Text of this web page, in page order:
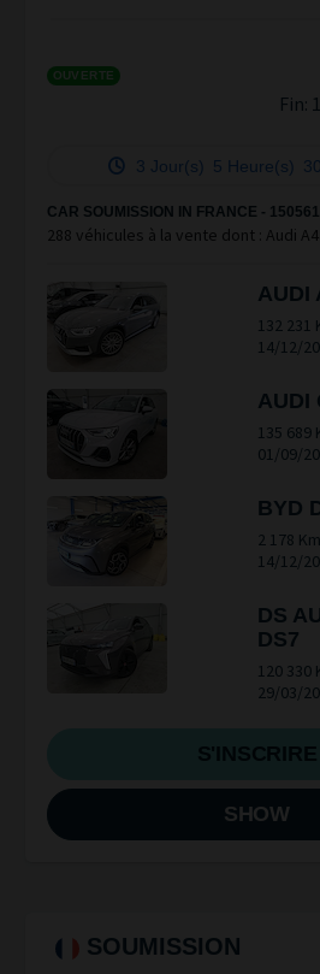
OUVERTE
Fin:
3 Jour(s) 5 Heure(s)
CAR SOUMISSION IN FRANCE - 150561
288 véhicules à la vente dont : Audi
AUDI
132 231
14/12/
AUDI
135 689
01/09/
BYD
2 178 Km
14/12/
DS
DS7
120 330
29/03/
SHOW
SOUMISSION